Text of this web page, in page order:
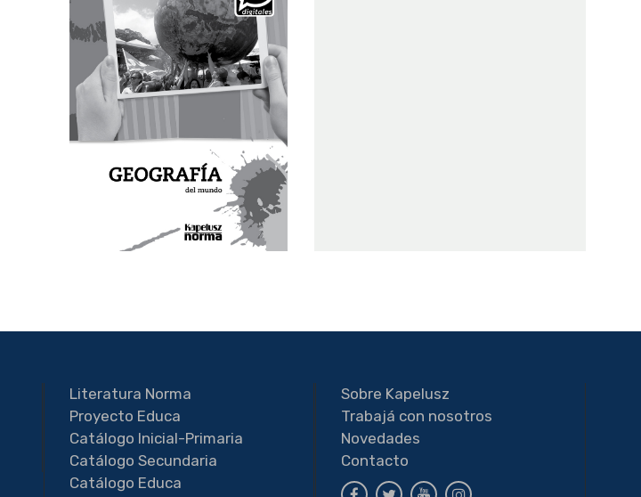
Literatura Norma
Proyecto Educa
Catálogo Inicial-Primaria
Catálogo Secundaria
Catálogo Educa
Sobre Kapelusz
Trabajá con nosotros
Novedades
Contacto